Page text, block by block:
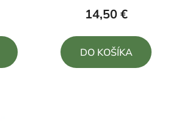
produktu
5,0
z
14,50 €
DO KOŠÍKA